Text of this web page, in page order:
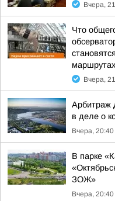
Вчера,
Что
Вчера,
Арбитраж
в деле о
Вчера, 20:40
В парке
ЗОЖ»
Вчера, 20:40